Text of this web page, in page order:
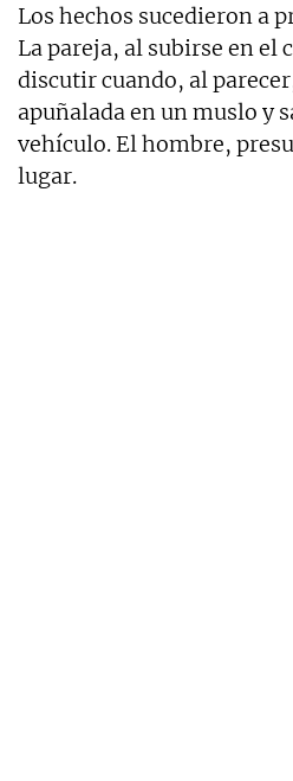
Los hechos sucedieron a
La pareja, al subirse en el
discutir cuando, al
apuñalada en un muslo y
vehículo. El hombre,
lugar.